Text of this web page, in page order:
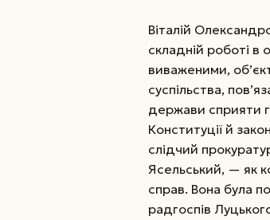
Віталій
складній роботі в
виваженими,
суспільства,
держави сприяти
Конституції й
слідчий
Ясельський, — як
справ. Вона була
радгоспів